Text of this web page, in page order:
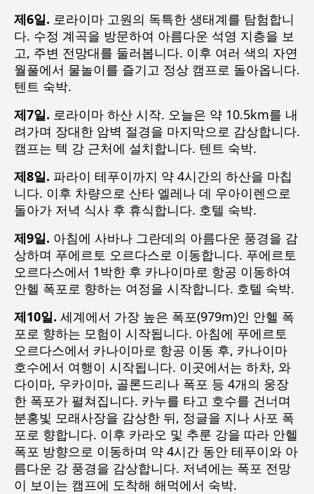
제6일. 로라이마 고원의 독특한 생태계를 탐험합니
다. 수정 계곡을 방문하여 아름다운 석영 지층을 보
고, 주변 전망대를 둘러봅니다. 이후 여러 색의 자연
월풀에서 물놀이를 즐기고 정상 캠프로 돌아옵니다.
텐트 숙박.
제7일. 로라이마 하산 시작. 오늘은 약 10.5km를 내
려가며 장대한 암벽 절경을 마지막으로 감상합니다.
캠프는 텍 강 근처에 설치합니다. 텐트 숙박.
제8일. 파라이 테푸이까지 약 4시간의 하산을 마칩
니다. 이후 차량으로 산타 엘레나 데 우아이렌으로
돌아가 저녁 식사 후 휴식합니다. 호텔 숙박.
제9일. 아침에 사바나 그란데의 아름다운 풍경을 감
상하며 푸에르토 오르다스로 이동합니다. 푸에르토
오르다스에서 1박한 후 카나이마로 항공 이동하여
안헬 폭포로 향하는 여정을 시작합니다. 호텔 숙박.
제10일. 세계에서 가장 높은 폭포(979m)인 안헬 폭
포로 향하는 모험이 시작됩니다. 아침에 푸에르토
오르다스에서 카나이마로 항공 이동 후, 카나이마
호수에서 여행이 시작됩니다. 이곳에서는 하차, 와
다이마, 우카이마, 골론드리나 폭포 등 4개의 웅장
한 폭포가 펼쳐집니다. 카누를 타고 호수를 건너며
분홍빛 모래사장을 감상한 뒤, 정글을 지나 사포 폭
포로 향합니다. 이후 카라오 및 추룬 강을 따라 안헬
폭포 방향으로 이동하며 약 4시간 동안 테푸이와 아
름다운 강 풍경을 감상합니다. 저녁에는 폭포 전망
이 보이는 캠프에 도착해 해먹에서 숙박.